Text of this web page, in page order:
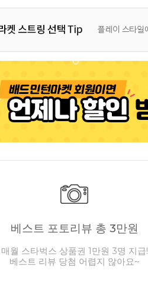
베스트 포토리뷰 총 3만원
매월 스타벅스 상품권 1만원 3명 지급!
베스트 리뷰 당첨 어렵지 않아요~